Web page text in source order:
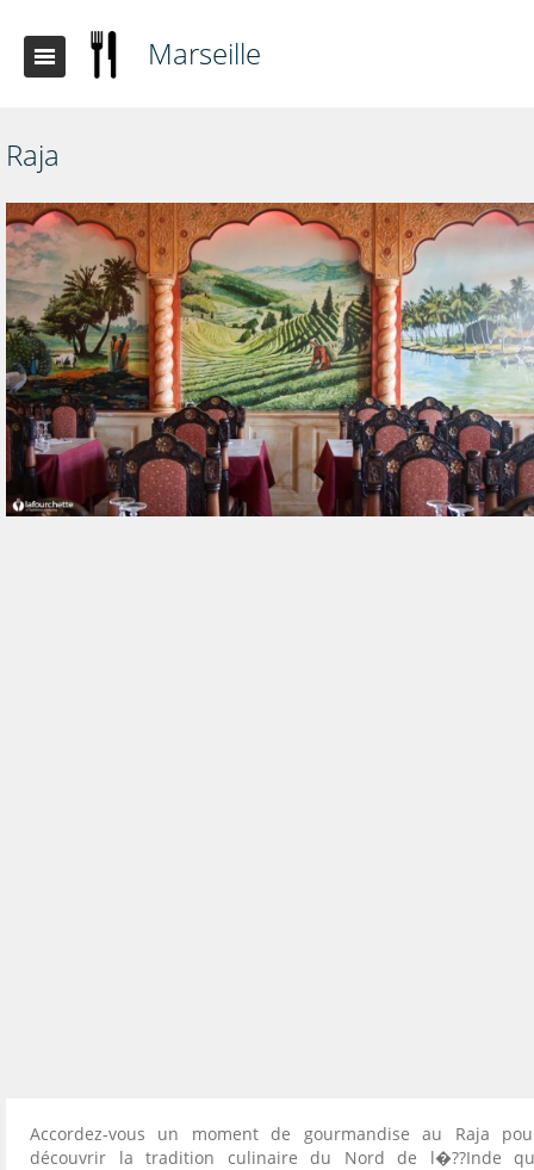
Marseille
Raja
Accordez-vous un moment de gourmandise au Raja
découvrir la tradition culinaire du Nord de l�??Inde